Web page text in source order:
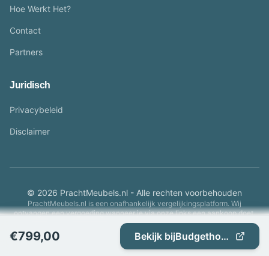
€799,00 Bekijk bij Budgethomestore
Hoe Werkt Het?
Contact
Partners
Juridisch
Privacybeleid
Disclaimer
© 2026 PrachtMeubels.nl - Alle rechten voorbehouden
PrachtMeubels.nl is een onafhankelijk vergelijkingsplatform. Wij
ontvangen een vergoeding wanneer je via onze links een aankoop doet.